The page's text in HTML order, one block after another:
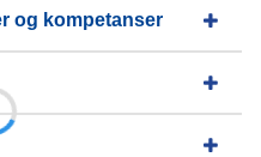
og kompetanser